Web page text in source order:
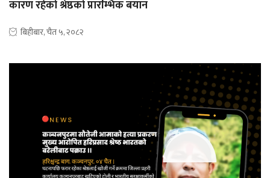
कारण रहेको श्रेष्ठको प्रारम्भिक बयान
बिहीबार, चैत ५, २०८२